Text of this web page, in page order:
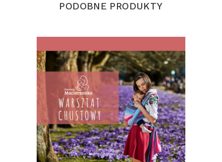
PODOBNE PRODUKTY